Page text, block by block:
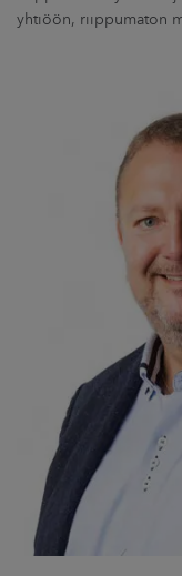
yhtiöön, riippumaton